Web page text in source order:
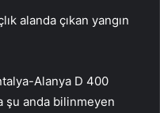
alanda çıkan yangın
Alanya D 400
şu anda bilinmeyen